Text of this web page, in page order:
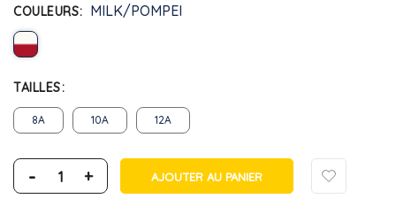
COULEURS MILK/POMPEI
TAILLES
8A 10A 12A
- + AJOUTER AU PANIER